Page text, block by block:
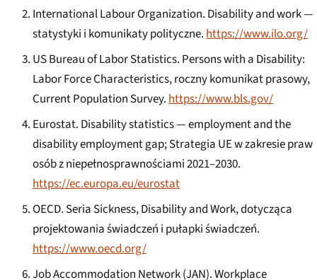
International Labour Organization. Disability and work—
statystyki i komunikaty polityczne.https://www.ilo.org/
US Bureau of Labor Statistics. Persons with a Disability:
Labor Force Characteristics, roczny komunikat prasowy,
Current Population Survey.https://www.bls.gov/
Eurostat. Disability statistics — employment and the
disability employment gap; Strategia UE w zakresie praw
osób z niepełnosprawnościami 2021–2030.
https://ec.europa.eu/eurostat
OECD. Seria Sickness, Disability and Work, dotycząca
projektowania świadczeń i pułapki świadczeń.
https://www.oecd.org/
Job Accommodation Network (JAN).Workplace